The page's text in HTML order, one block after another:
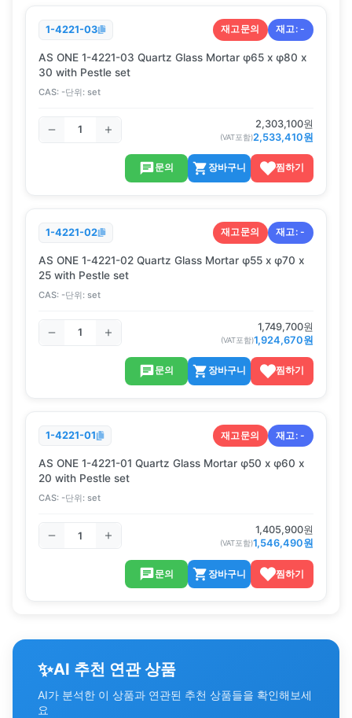
1-4221-03 재고문의 재고:-
AS ONE 1-4221-03 Quartz Glass Mortar φ65 x φ80 x
30 with Pestle set
CAS: -단위: set
2,303,100원
(VAT포함)2,533,410원
문의 장바구니 찜하기
1-4221-02 재고문의 재고:-
AS ONE 1-4221-02 Quartz Glass Mortar φ55 x φ70 x
25 with Pestle set
CAS: -단위: set
1,749,700원
(VAT포함)1,924,670원
문의 장바구니 찜하기
1-4221-01 재고문의 재고:-
AS ONE 1-4221-01 Quartz Glass Mortar φ50 x φ60 x
20 with Pestle set
CAS: -단위: set
1,405,900원
(VAT포함)1,546,490원
문의 장바구니 찜하기
✨AI 추천 연관 상품
AI가 분석한 이 상품과 연관된 추천 상품들을 확인해보세
요